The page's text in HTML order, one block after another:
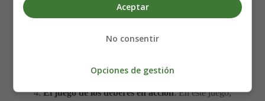
pared que represente la falta de recursos económicos para
falta de transporte. Los niños deben superar estos
El juego de los deberes en acción: En este juego,
Aceptar
No consentir
Opciones de gestión